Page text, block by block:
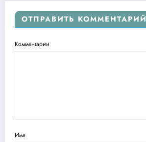
ОТПРАВИТЬ КОММЕНТАРИЙ
Комментарии
Имя